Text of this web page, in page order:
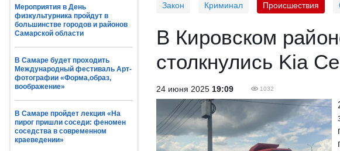
Мероприятия в День
физкультурника пройдут в
большинстве городов и районов
Самарской области
В Самаре будет проходить
Международный фестиваль Арт-
фотографии «Форма,образ,
воображение»
В Самаре пройдет лекция «На
пирог пришли соседи: феномен
соседства в современном
краеведении»
Закон Криминал Происшествия
В Кировском
столкнулись Kia
24 июня 2025 19:09 1032